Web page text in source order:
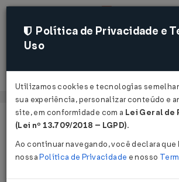
Página Inicial Legislações
Medida Provisória
Política de Privacidade e
Uso
Utilizamos cookies e tecnologias
sua experiência, personalizar conteúdo e
site, em conformidade com a Lei Geral de
(Lei nº 13.709/2018 – LGPD).
Ao continuar navegando, você declara que
nossaPolítica de Privacidade e nosso